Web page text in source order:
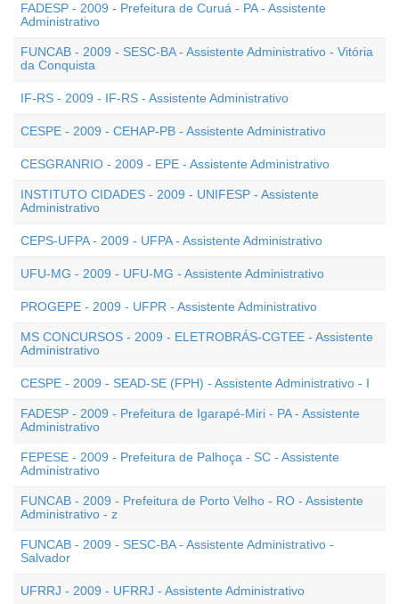
FADESP - 2009 - Prefeitura de Curuá - PA - Assistente
Administrativo
FUNCAB - 2009 - SESC-BA - Assistente Administrativo - Vitória
da Conquista
IF-RS - 2009 - IF-RS - Assistente Administrativo
CESPE - 2009 - CEHAP-PB - Assistente Administrativo
CESGRANRIO - 2009 - EPE - Assistente Administrativo
INSTITUTO CIDADES - 2009 - UNIFESP - Assistente
Administrativo
CEPS-UFPA - 2009 - UFPA - Assistente Administrativo
UFU-MG - 2009 - UFU-MG - Assistente Administrativo
PROGEPE - 2009 - UFPR - Assistente Administrativo
MS CONCURSOS - 2009 - ELETROBRÁS-CGTEE - Assistente
Administrativo
CESPE - 2009 - SEAD-SE (FPH) - Assistente Administrativo - I
FADESP - 2009 - Prefeitura de Igarapé-Miri - PA - Assistente
Administrativo
FEPESE - 2009 - Prefeitura de Palhoça - SC - Assistente
Administrativo
FUNCAB - 2009 - Prefeitura de Porto Velho - RO - Assistente
Administrativo - z
FUNCAB - 2009 - SESC-BA - Assistente Administrativo -
Salvador
UFRRJ - 2009 - UFRRJ - Assistente Administrativo